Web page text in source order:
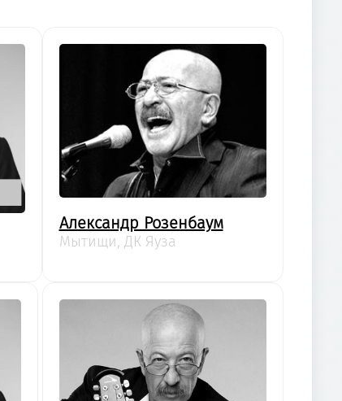
Александр Розенбаум
Мытищи, ДК Яуза